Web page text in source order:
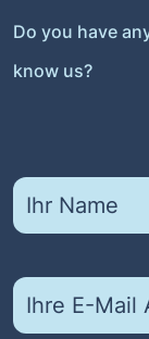
Do you have
know us?